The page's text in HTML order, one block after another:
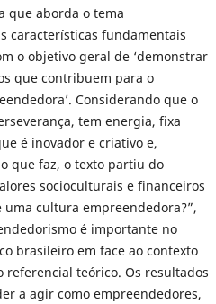
que aborda o tema
características fundamentais
o objetivo geral de ‘demonstrar
que contribuem para o
Considerando que o
tem energia, fixa
é inovador e criativo e,
que faz, o texto partiu do
socioculturais e financeiros
cultura empreendedora?”,
é importante no
brasileiro em face ao contexto
teórico. Os resultados
a agir como empreendedores,